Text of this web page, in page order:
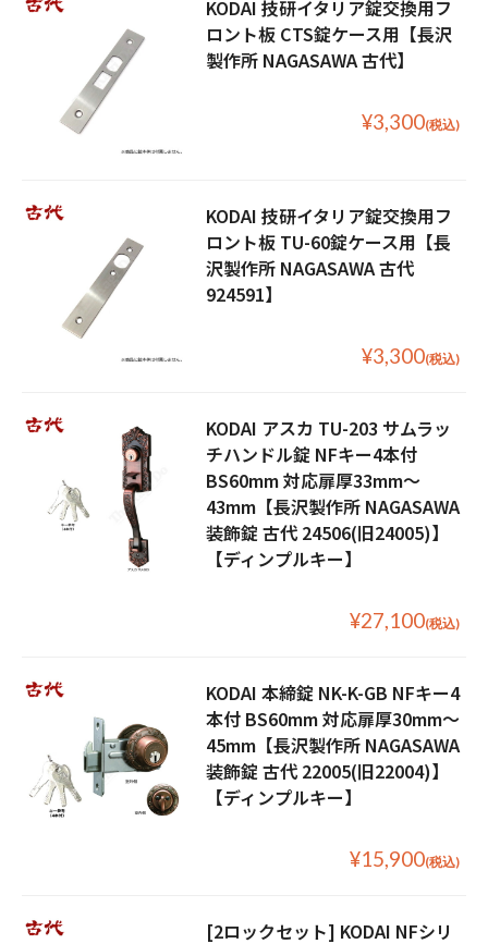
KODAI 技研イタリア錠交換用フ
ロント板 CTS錠ケース用【長沢
製作所 NAGASAWA 古代】
¥3,300(税込)
KODAI 技研イタリア錠交換用フ
ロント板 TU-60錠ケース用【長
沢製作所 NAGASAWA 古代
924591】
¥3,300(税込)
KODAI アスカ TU-203 サムラッ
チハンドル錠 NFキー4本付
BS60mm 対応扉厚33mm〜
43mm【長沢製作所 NAGASAWA
装飾錠 古代 24506(旧24005)】
【ディンプルキー】
¥27,100(税込)
KODAI 本締錠 NK-K-GB NFキー4
本付 BS60mm 対応扉厚30mm〜
45mm【長沢製作所 NAGASAWA
装飾錠 古代 22005(旧22004)】
【ディンプルキー】
¥15,900(税込)
[2ロックセット] KODAI NFシリ